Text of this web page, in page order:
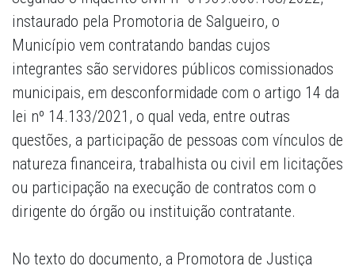
instaurado pela Promotoria de Salgueiro, o
Município vem contratando bandas cujos
integrantes são servidores públicos comissionados
municipais, em desconformidade com o artigo 14 da
lei nº 14.133/2021, o qual veda, entre outras
questões, a participação de pessoas com vínculos de
natureza financeira, trabalhista ou civil em licitações
ou participação na execução de contratos com o
dirigente do órgão ou instituição contratante.
No texto do documento, a Promotora de Justiça